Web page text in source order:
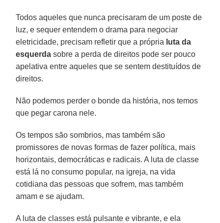
Todos aqueles que nunca precisaram de um poste de
luz, e sequer entendem o drama para negociar
eletricidade, precisam refletir que a própria luta da
esquerda sobre a perda de direitos pode ser pouco
apelativa entre aqueles que se sentem destituídos de
direitos.
Não podemos perder o bonde da história, nos temos
que pegar carona nele.
Os tempos são sombrios, mas também são
promissores de novas formas de fazer política, mais
horizontais, democráticas e radicais. A luta de classe
está lá no consumo popular, na igreja, na vida
cotidiana das pessoas que sofrem, mas também
amam e se ajudam.
A luta de classes está pulsante e vibrante, e ela